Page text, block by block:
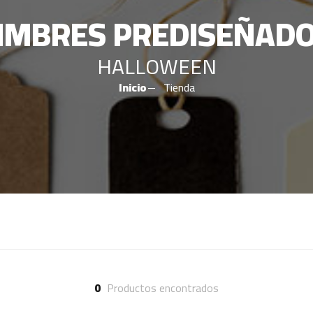
HALLOWEEN
Inicio Tienda
0 Productos encontrados